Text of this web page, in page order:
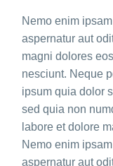
Nemo enim
aspernatur aut
magni dolores
nesciunt. Neque
ipsum quia dolor
sed quia non
labore et dolore
Nemo enim
aspernatur aut